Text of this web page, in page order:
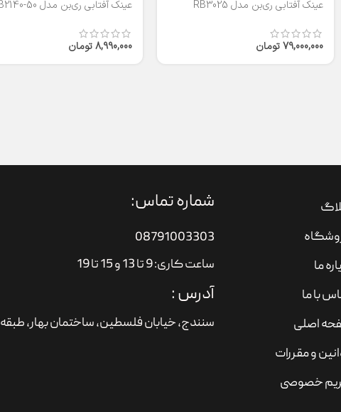
عینک آفتابی ری‌بن مدل RB3025
79,000,000تومان
عینک آفتابی ری‌بن مدل RB2140-50
8,990,000 تومان
ما
با ما
اصلی
و مقررات
خصوصی
شماره تماس:
08791003303
ساعت کاری: 9 تا 13 و 15 تا 19
آدرس :
سنندج، خیابان فلسطین،‌ ساختمان بهار، طبقه2